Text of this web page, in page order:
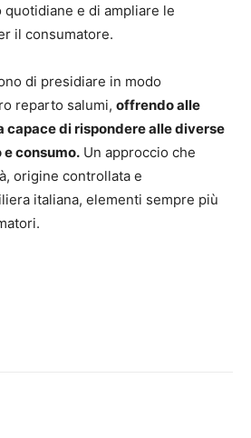
e di ampliare le
il consumatore.
di presidiare in modo
reparto salumi, offrendo alle
capace di rispondere alle diverse
consumo. Un approccio che
origine controllata e
italiana, elementi sempre più